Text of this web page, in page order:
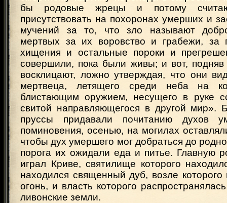
бы родовые жрецы и потому
присутствовать на похоронах умерших и
мучений за то, что зло называют
мертвых за их воровство и грабежи, за
хищения и остальные пороки и
совершили, пока были живы; и вот, подняв
восклицают, ложно утверждая, что они
мертвеца, летящего среди неба на
блистающим оружием, несущего в руке
свитой направляющегося в другой мир».
пруссы придавали почитанию духов
поминовения, осенью, на могилах
чтобы дух умершего мог добраться до
порога их ожидали еда и питье. Главную
играл Криве, святилище которого
находился священный дуб, возле которого
огонь, и власть которого
ливонские земли.